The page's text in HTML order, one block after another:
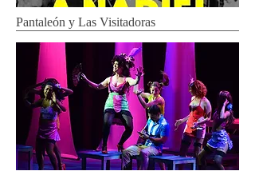
Pantaleón y Las Visitadoras